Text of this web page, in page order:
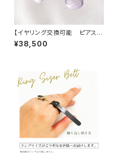
【イヤリング交換可能 ピアス】
アメシスティンクォーツ サフ
ァイア
¥38,500